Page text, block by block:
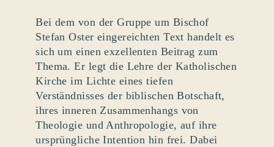
Bei dem von der Gruppe um Bischof
Stefan Oster eingereichten Text handelt es
sich um einen exzellenten Beitrag zum
Thema. Er legt die Lehre der Katholischen
Kirche im Lichte eines tiefen
Verständnisses der biblischen Botschaft,
ihres inneren Zusammenhangs von
Theologie und Anthropologie, auf ihre
ursprüngliche Intention hin frei. Dabei